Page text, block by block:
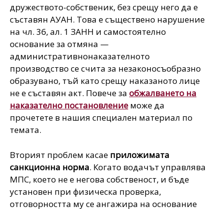
дружеството-собственик, без срещу него да е
съставян АУАН. Това е съществено нарушение
на чл. 36, ал. 1 ЗАНН и самостоятелно
основание за отмяна —
административнонаказателното
производство се счита за незаконосъобразно
образувано, тъй като срещу наказаното лице
не е съставян акт. Повече за обжалването на
наказателно постановление може да
прочетете в нашия специален материал по
темата.
Вторият проблем касае приложимата
санкционна норма. Когато водачът управлява
МПС, което не е негова собственост, и бъде
установен при физическа проверка,
отговорността му се ангажира на основание